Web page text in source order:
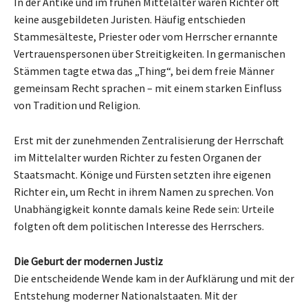
keine ausgebildeten Juristen. Häufig entschieden
Stammesälteste, Priester oder vom Herrscher ernannte
Vertrauenspersonen über Streitigkeiten. In germanischen
Stämmen tagte etwa das „Thing“, bei dem freie Männer
gemeinsam Recht sprachen – mit einem starken Einfluss
von Tradition und Religion.
Erst mit der zunehmenden Zentralisierung der Herrschaft
im Mittelalter wurden Richter zu festen Organen der
Staatsmacht. Könige und Fürsten setzten ihre eigenen
Richter ein, um Recht in ihrem Namen zu sprechen. Von
Unabhängigkeit konnte damals keine Rede sein: Urteile
folgten oft dem politischen Interesse des Herrschers.
Die Geburt der modernen Justiz
Die entscheidende Wende kam in der Aufklärung und mit der
Entstehung moderner Nationalstaaten. Mit der